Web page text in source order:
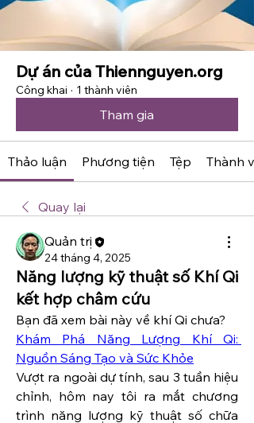
Dự án của Thiennguyen.org
Công khai · 1 thành viên
Tham gia
Thảo luận Phương tiện Tệp Thành
Quay lại
Quản trị
24 tháng 4, 2025
Năng lượng kỹ thuật số Khí Qi
kết hợp châm cứu
Bạn đã xem bài này về khí Qi chưa?
Khám Phá Năng Lượng Khí Qi:
Nguồn Sáng Tạo và Sức Khỏe
Vượt ra ngoài dự tính, sau 3 tuần hiệu
chỉnh, hôm nay tôi ra mắt chương
trình năng lượng kỹ thuật số chữa